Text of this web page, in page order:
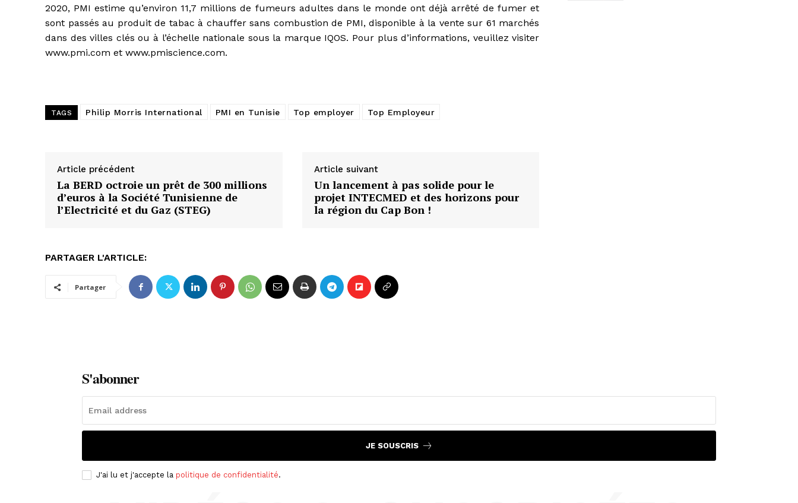
2020, PMI estime qu’environ 11,7 millions de fumeurs adultes dans le monde ont déjà arrêté de fumer et
sont passés au produit de tabac à chauffer sans combustion de PMI, disponible à la vente sur 61 marchés
dans des villes clés ou à l’échelle nationale sous la marque IQOS. Pour plus d’informations, veuillez visiter
www.pmi.com et www.pmiscience.com.
TAGS Philip Morris International PMI en Tunisie Top employer Top Employeur
Article précédent
La BERD octroie un prêt de 300 millions
d’euros à la Société Tunisienne de
l’Electricité et du Gaz (STEG)
Article suivant
Un lancement à pas solide pour le
projet INTECMED et des horizons pour
la région du Cap Bon !
PARTAGER L'ARTICLE:
Partager
S'abonner
JE SOUSCRIS
J'ai lu et j'accepte la politique de confidentialité.